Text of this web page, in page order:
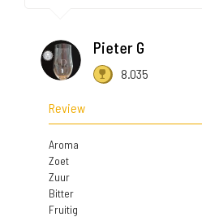
Pieter G
8.035
Review
Aroma
Zoet
Zuur
Bitter
Fruitig